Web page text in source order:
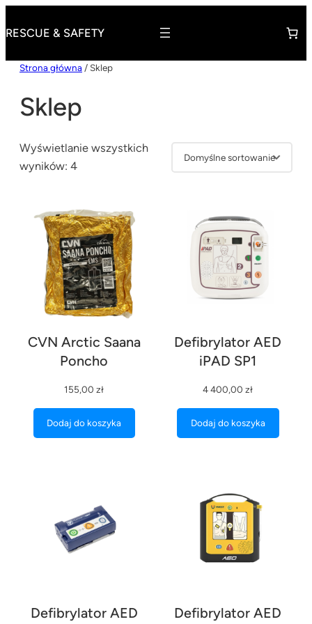
do
RESCUE & SAFETY
Strona główna / Sklep
Sklep
Wyświetlanie wszystkich
wyników: 4
CVN Arctic Saana
Poncho
155,00zł
Dodaj do koszyka
Defibrylator AED
iPAD SP1
4 400,00zł
Dodaj do koszyka
Defibrylator AED
Defibrylator AED